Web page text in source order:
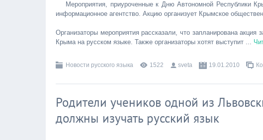
Мероприятия, приуроченные к Дню Автономной Республики
информационное агентство. Акцию организует Крымское
Организаторы мероприятия рассказали, что запланирована
Крыма на русском языке. Также организаторы хотят выступит ...
Новости русского языка 1522 sveta 19.01.2010
Родители учеников одной из
должны изучать русский язык